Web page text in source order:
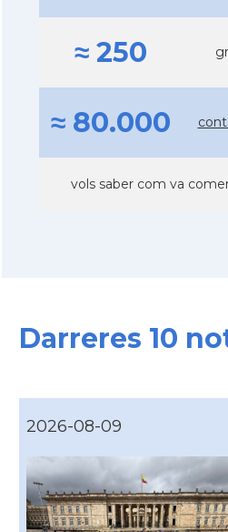
≈ 250
≈ 80.000
vols saber com va
Darreres 10
2026-08-09